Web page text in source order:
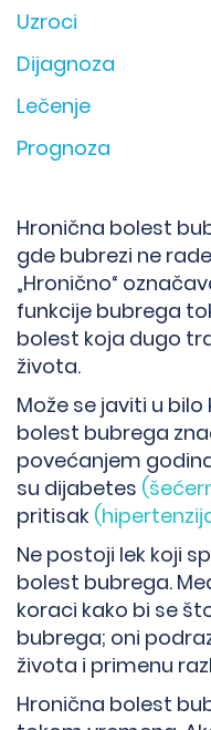
Uzroci
Dijagnoza
Lečenje
Prognoza
Hronična bolest
gde bubrezi ne
„Hronično“
funkcije bubrega
bolest koja dugo
života.
Može se javiti u
bolest bubrega
povećanjem
su dijabetes
pritisak
Ne postoji lek koji
bolest bubrega.
koraci kako bi se
bubrega; oni
života i primenu
Hronična bolest